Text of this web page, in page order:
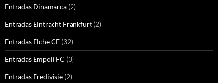
Entradas Dinamarca (2)
Entradas Eintracht Frankfurt (2)
Entradas Elche CF (32)
Entradas Empoli FC (3)
Entradas Eredivisie (2)